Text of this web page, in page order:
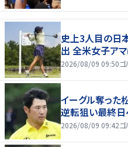
史上3人目の日
出 全米女子ア
2026/08/09 09:50ゴ
イーグル奪った
逆転狙い最終
2026/08/09 09:42ゴ